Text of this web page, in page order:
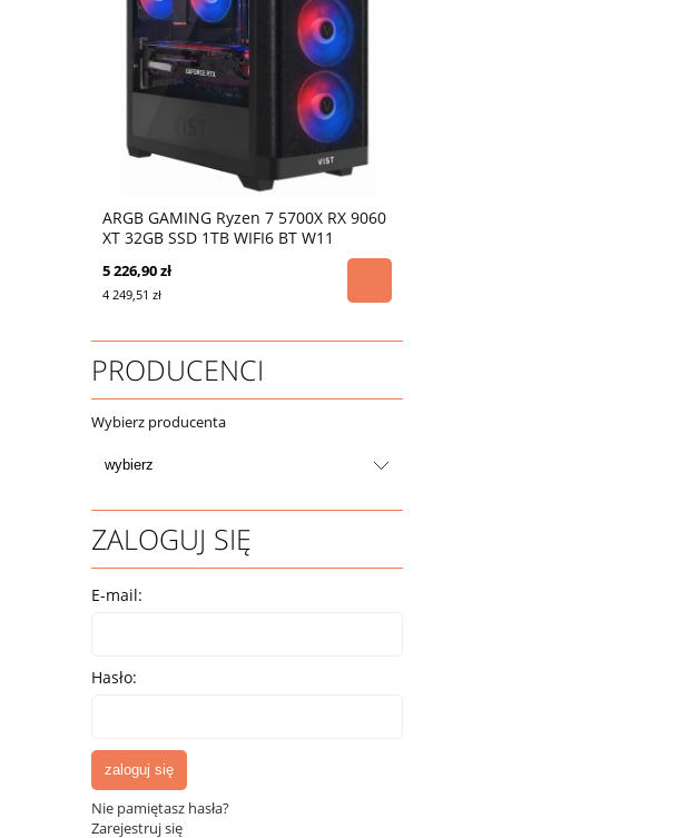
ARGB GAMING Ryzen 7 5700X RX 9060
XT 32GB SSD 1TB WIFI6 BT W11
5 226,90 zł
4 249,51 zł
PRODUCENCI
Wybierz producenta
ZALOGUJ SIĘ
E-mail:
Hasło:
zaloguj się
Nie pamiętasz hasła?
Zarejestruj się